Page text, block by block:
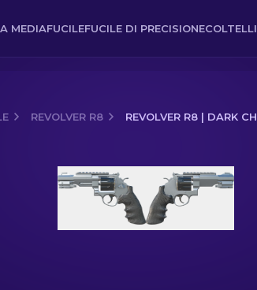
MEDIAFUCILEFUCILE DI PRECISIONECOLTELLI
REVOLVER R8 REVOLVER R8 | DARK
R8 | Dark Chamber